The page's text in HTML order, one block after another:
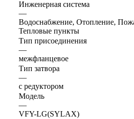
Инженерная система
—
Водоснабжение, Отопление,
Тепловые пункты
Тип присоединения
—
межфланцевое
Тип затвора
—
с редуктором
Модель
—
VFY-LG(SYLAX)